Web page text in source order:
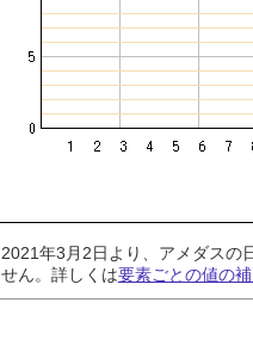
2021年3月2日より、アメダスの
せん。詳しくは要素ごとの値の